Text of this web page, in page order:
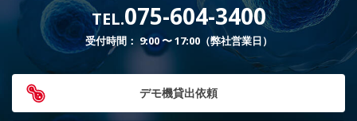
TEL.075-604-3400
受付時間： 9:00 〜 17:00（弊社営業日）
デモ機貸出依頼